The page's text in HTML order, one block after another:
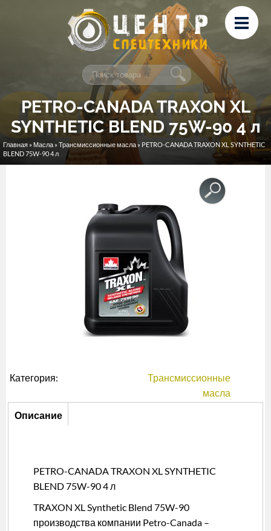
Перейти к основному содержанию
Лизинг
Сервис и ремонт
Контакты
PETRO-CANADA TRAXON XL
SYNTHETIC BLEND 75W-90 4 л
Вы здесь
Главная » Масла »Трансмиссионные масла» PETRO-CANADA TRAXON XL SYNTHETIC
BLEND 75W-90 4 л
Категория:
Трансмиссионные
масла
Описание
Описание
PETRO-CANADA TRAXON XL SYNTHETIC
BLEND 75W-90 4 л
TRAXON XL Synthetic Blend 75W-90
производства компании Petro-Canada –